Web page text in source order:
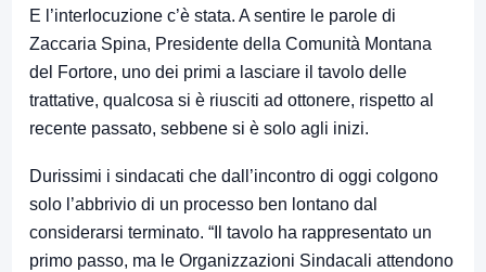
E l’interlocuzione c’è stata. A sentire le parole di
Zaccaria Spina, Presidente della Comunità Montana
del Fortore, uno dei primi a lasciare il tavolo delle
trattative, qualcosa si è riusciti ad ottonere, rispetto al
recente passato, sebbene si è solo agli inizi.
Durissimi i sindacati che dall’incontro di oggi colgono
solo l’abbrivio di un processo ben lontano dal
considerarsi terminato. “Il tavolo ha rappresentato un
primo passo, ma le Organizzazioni Sindacali attendono